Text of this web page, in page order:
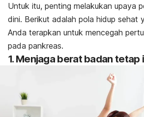
Untuk itu, penting melakukan upaya
dini. Berikut adalah pola hidup sehat
Anda terapkan untuk mencegah
pada pankreas.
1. Menjaga berat badan tetap